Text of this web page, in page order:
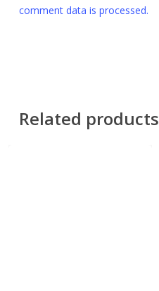
comment data is processed.
Related products